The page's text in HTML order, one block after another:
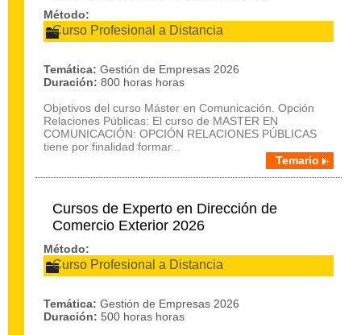
Método:
Curso Profesional a Distancia
Temática: Gestión de Empresas 2026
Duración: 800 horas horas
Objetivos del curso Máster en Comunicación. Opción
Relaciones Públicas: El curso de MASTER EN
COMUNICACIÓN: OPCIÓN RELACIONES PÚBLICAS
tiene por finalidad formar...
Temario
Cursos de Experto en Dirección de
Comercio Exterior 2026
Método:
Curso Profesional a Distancia
Temática: Gestión de Empresas 2026
Duración: 500 horas horas